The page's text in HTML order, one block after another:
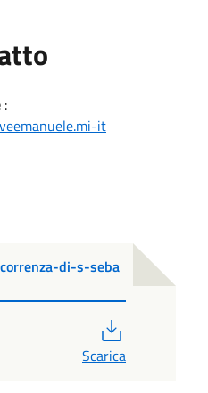
:
it
di-s-seba
Scarica